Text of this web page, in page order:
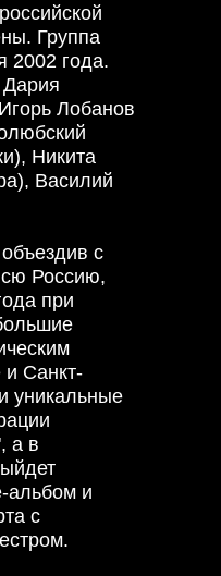
Группа
2002 года.
Дария
Лобанов
Никита
Василий
с
Россию,
при
и Санкт-
уникальные
а в
альбом и
с